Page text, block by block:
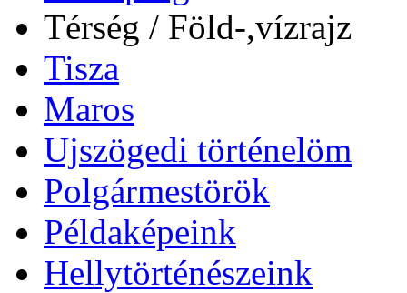
Térség / Föld-,vízrajz
Tisza
Maros
Ujszögedi történelöm
Polgármestörök
Példaképeink
Hellytörténészeink